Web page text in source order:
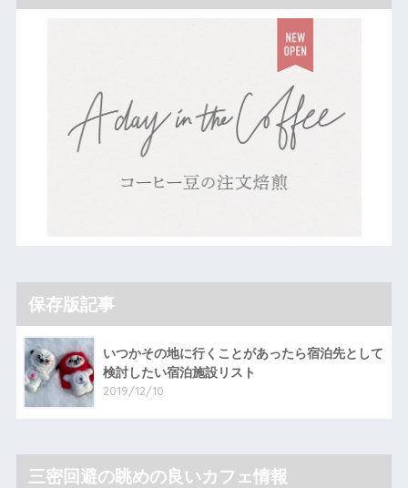
保存版記事
いつかその地に行くことがあったら宿泊先として
検討したい宿泊施設リスト
2019/12/10
三密回避の眺めの良いカフェ情報